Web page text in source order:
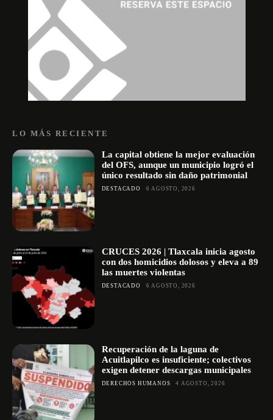
LO MÁS RECIENTE
La capital obtiene la mejor evaluación
del OFS, aunque un municipio logró el
único resultado sin daño patrimonial
DESTACADO 6 AGOSTO, 2026
CRUCES 2026 | Tlaxcala inicia agosto
con dos homicidios dolosos y eleva a 89
las muertes violentas
DESTACADO 6 AGOSTO, 2026
Recuperación de la laguna de
Acuitlapilco es insuficiente; colectivos
exigen detener descargas municipales
DERECHOS HUMANOS 4 AGOSTO, 2026